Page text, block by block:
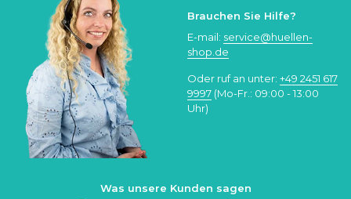
Brauchen Sie Hilfe?
E-mail: service@huellen-
shop.de
Oder ruf an unter: +49 2451 617
9997 (Mo-Fr.: 09:00 - 13:00
Uhr)
Was unsere Kunden sagen